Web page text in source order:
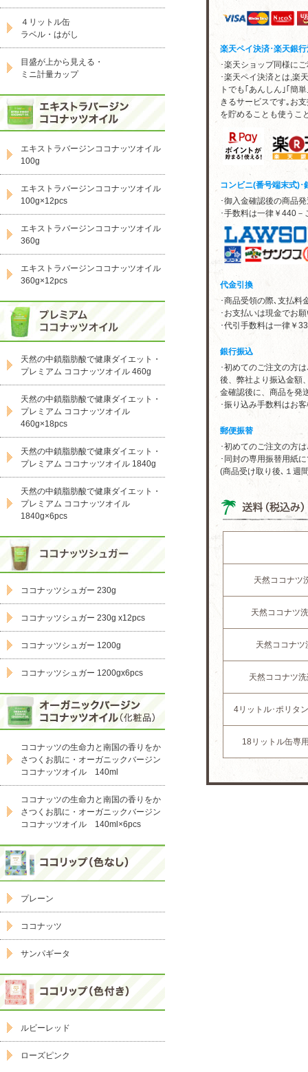
楽天ペイ決済･楽天銀
･楽天ショップ同様に
･楽天ペイ決済とは,楽
トでも｢あんしん｣｢簡
きるサービスです｡お
を貯めることも使うこ
コンビニ(番号端末式)･
･御入金確認後の商品
･手数料は一律￥440
代金引換
･商品受領の際､支払料
･お支払いは現金でお
･代引手数料は一律￥
銀行振込
･初めてのご注文の方
後、弊社より振込金額
金確認後に、商品を発
･振り込み手数料はお
郵便振替
･初めてのご注文の方
･同封の専用振替用紙
(商品受け取り後､１週
天然ココナ
天然ココナ
天然ココナ
天然ココナツ
4リットル･ポリタ
18リットル缶専
４リットル缶
ラベル・はがし
目盛が上から見える・
ミニ計量カップ
エキストラバージンココナッツオイル
100g
エキストラバージンココナッツオイル
100g×12pcs
エキストラバージンココナッツオイル
360g
エキストラバージンココナッツオイル
360g×12pcs
天然の中鎖脂肪酸で健康ダイエット・
プレミアム ココナッツオイル 460g
天然の中鎖脂肪酸で健康ダイエット・
プレミアム ココナッツオイル
460g×18pcs
天然の中鎖脂肪酸で健康ダイエット・
プレミアム ココナッツオイル 1840g
天然の中鎖脂肪酸で健康ダイエット・
プレミアム ココナッツオイル
1840g×6pcs
ココナッツシュガー 230g
ココナッツシュガー 230g x12pcs
ココナッツシュガー 1200g
ココナッツシュガー 1200gx6pcs
ココナッツの生命力と南国の香りをか
さつくお肌に・オーガニックバージン
ココナッツオイル 140ml
ココナッツの生命力と南国の香りをか
さつくお肌に・オーガニックバージン
ココナッツオイル 140ml×6pcs
プレーン
ココナッツ
サンパギータ
ルビーレッド
ローズピンク